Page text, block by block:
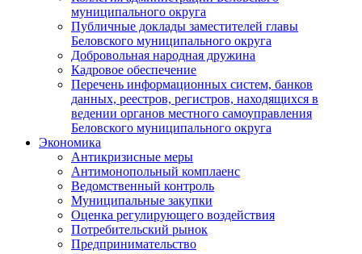
муниципального округа
Публичные доклады заместителей главы
Беловского муниципального округа
Добровольная народная дружина
Кадровое обеспечение
Перечень информационных систем, банков
данных, реестров, регистров, находящихся в
ведении органов местного самоуправления
Беловского муниципального округа
Экономика
Антикризисные меры
Антимонопольный комплаенс
Ведомственный контроль
Муниципальные закупки
Оценка регулирующего воздействия
Потребительский рынок
Предпринимательство